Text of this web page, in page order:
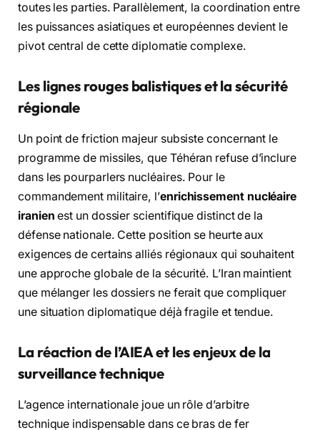
toutes les parties. Parallèlement, la coordination entre
les puissances asiatiques et européennes devient le
pivot central de cette diplomatie complexe.
Les lignes rouges balistiques et la sécurité
régionale
Un point de friction majeur subsiste concernant le
programme de missiles, que Téhéran refuse d’inclure
dans les pourparlers nucléaires. Pour le
commandement militaire, l’enrichissement nucléaire
iranien est un dossier scientifique distinct de la
défense nationale. Cette position se heurte aux
exigences de certains alliés régionaux qui souhaitent
une approche globale de la sécurité. L’Iran maintient
que mélanger les dossiers ne ferait que compliquer
une situation diplomatique déjà fragile et tendue.
La réaction de l’AIEA et les enjeux de la
surveillance technique
L’agence internationale joue un rôle d’arbitre
technique indispensable dans ce bras de fer